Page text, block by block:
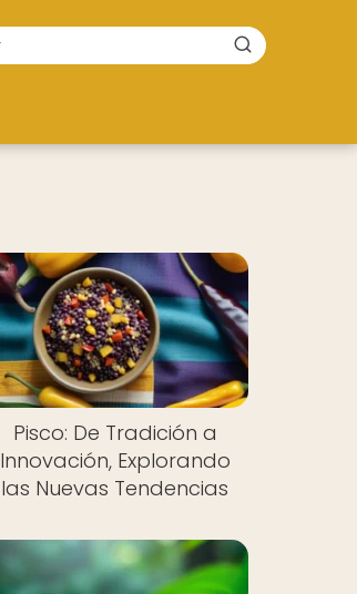
Pisco: De Tradición a
Innovación, Explorando
las Nuevas Tendencias